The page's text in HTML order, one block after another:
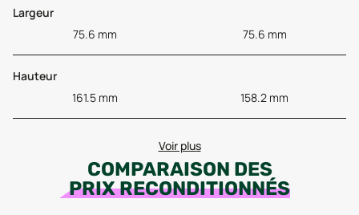
Largeur
75.6 mm
75.6 mm
Hauteur
161.5 mm
158.2 mm
Voir plus
COMPARAISON DES
PRIX RECONDITIONNÉS